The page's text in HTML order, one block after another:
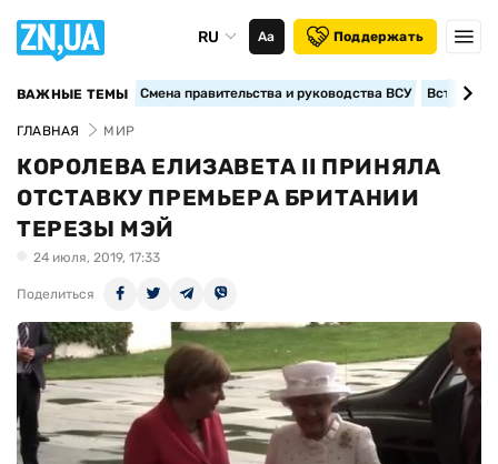
RU Аа Поддержать
ВАЖНЫЕ ТЕМЫ Смена правительства и руководства ВСУ
ГЛАВНАЯ МИР
КОРОЛЕВА ЕЛИЗАВЕТА II ПРИНЯЛА
ОТСТАВКУ ПРЕМЬЕРА БРИТАНИИ
ТЕРЕЗЫ МЭЙ
24 июля, 2019, 17:33
Поделиться